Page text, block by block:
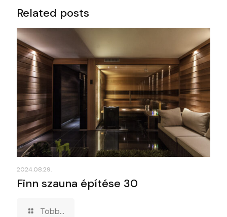
Related posts
2024.08.29.
Finn szauna építése 30
Több...